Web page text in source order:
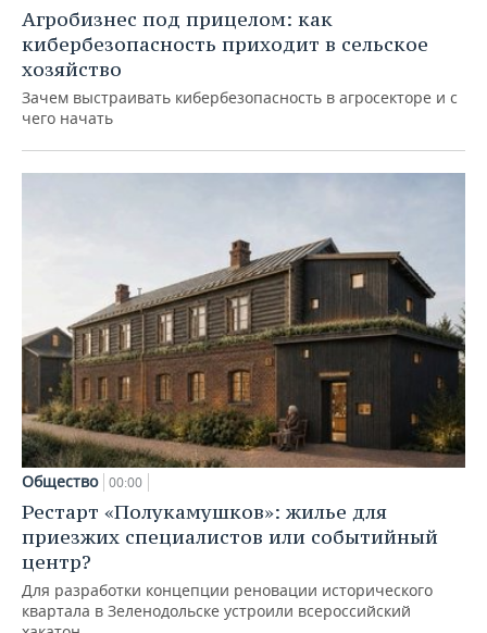
Агробизнес под прицелом: как
кибербезопасность приходит в сельское
хозяйство
Зачем выстраивать кибербезопасность в агросекторе и с
чего начать
Общество 00:00
Рестарт «Полукамушков»: жилье для
приезжих специалистов или событийный
центр?
Для разработки концепции реновации исторического
квартала в Зеленодольске устроили всероссийский